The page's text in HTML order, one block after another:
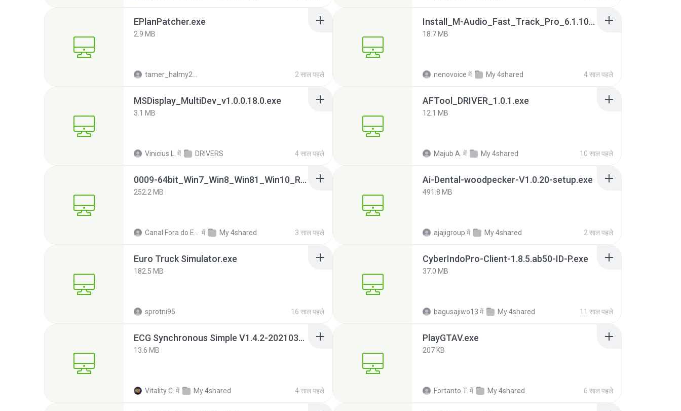
EPlanPatcher.exe
2.9 MB
2 साल पहले
Install_M-Audio_Fast_Track_Pro_6.1.10.exe
18.7 MB
nenovoice में My 4shared 4 साल पहले
MSDisplay_MultiDev_v1.0.0.18.0.exe
3.1 MB
Vinicius L. में DRIVERS 4 साल पहले
AFTool_DRIVER_1.0.1.exe
12.1 MB
Majub A. में My 4shared 10 साल पहले
0009-64bit_Win7_Win8_Win81_Win10_R282.exe
252.2 MB
में My 4shared 3 साल पहले
Ai-Dental-woodpecker-V1.0.20-setup.exe
491.8 MB
ajajigroup में My 4shared 2 साल पहले
Euro Truck Simulator.exe
182.5 MB
sprotni95 16 साल पहले
CyberIndoPro-Client-1.8.5.ab50-ID-P.exe
37.0 MB
bagusajiwo13 में My 4shared 11 साल पहले
ECG Synchronous Simple V1.4.2-20210302.exe
13.6 MB
Vitality C. में My 4shared 4 साल पहले
PlayGTAV.exe
207 KB
Fortanto T. में My 4shared 6 साल पहले